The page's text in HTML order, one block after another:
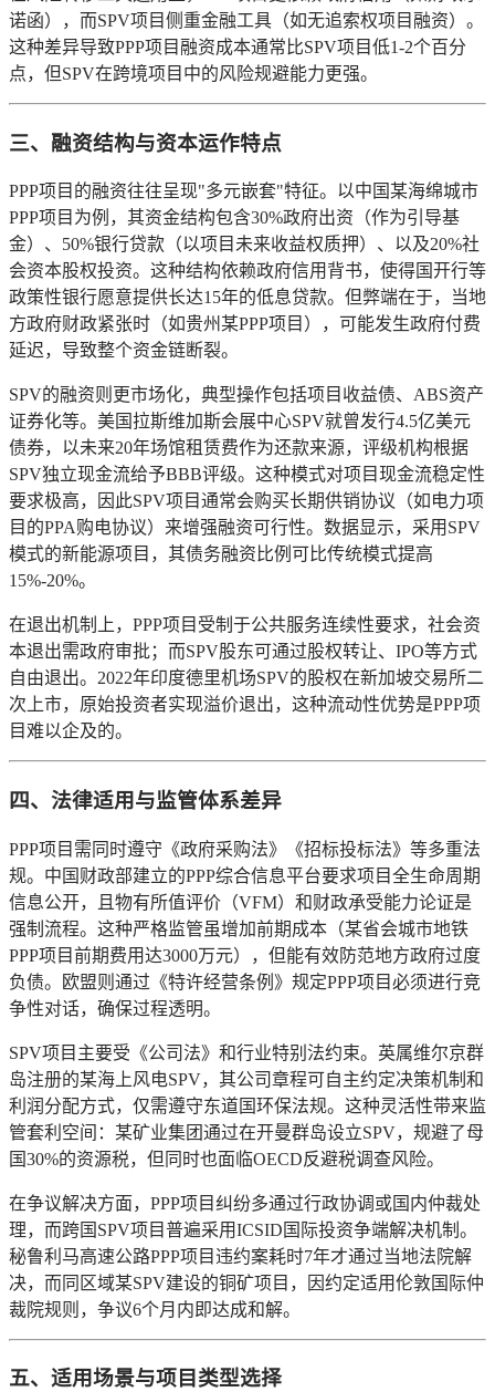
诺函），而SPV项目侧重金融工具（如无追索权项目融资）。
这种差异导致PPP项目融资成本通常比SPV项目低1-2个百分
点，但SPV在跨境项目中的风险规避能力更强。
三、融资结构与资本运作特点
PPP项目的融资往往呈现"多元嵌套"特征。以中国某海绵城市
PPP项目为例，其资金结构包含30%政府出资（作为引导基
金）、50%银行贷款（以项目未来收益权质押）、以及20%社
会资本股权投资。这种结构依赖政府信用背书，使得国开行等
政策性银行愿意提供长达15年的低息贷款。但弊端在于，当地
方政府财政紧张时（如贵州某PPP项目），可能发生政府付费
延迟，导致整个资金链断裂。
SPV的融资则更市场化，典型操作包括项目收益债、ABS资产
证券化等。美国拉斯维加斯会展中心SPV就曾发行4.5亿美元
债券，以未来20年场馆租赁费作为还款来源，评级机构根据
SPV独立现金流给予BBB评级。这种模式对项目现金流稳定性
要求极高，因此SPV项目通常会购买长期供销协议（如电力项
目的PPA购电协议）来增强融资可行性。数据显示，采用SPV
模式的新能源项目，其债务融资比例可比传统模式提高
15%-20%。
在退出机制上，PPP项目受制于公共服务连续性要求，社会资
本退出需政府审批；而SPV股东可通过股权转让、IPO等方式
自由退出。2022年印度德里机场SPV的股权在新加坡交易所二
次上市，原始投资者实现溢价退出，这种流动性优势是PPP项
目难以企及的。
四、法律适用与监管体系差异
PPP项目需同时遵守《政府采购法》《招标投标法》等多重法
规。中国财政部建立的PPP综合信息平台要求项目全生命周期
信息公开，且物有所值评价（VFM）和财政承受能力论证是
强制流程。这种严格监管虽增加前期成本（某省会城市地铁
PPP项目前期费用达3000万元），但能有效防范地方政府过度
负债。欧盟则通过《特许经营条例》规定PPP项目必须进行竞
争性对话，确保过程透明。
SPV项目主要受《公司法》和行业特别法约束。英属维尔京群
岛注册的某海上风电SPV，其公司章程可自主约定决策机制和
利润分配方式，仅需遵守东道国环保法规。这种灵活性带来监
管套利空间：某矿业集团通过在开曼群岛设立SPV，规避了母
国30%的资源税，但同时也面临OECD反避税调查风险。
在争议解决方面，PPP项目纠纷多通过行政协调或国内仲裁处
理，而跨国SPV项目普遍采用ICSID国际投资争端解决机制。
秘鲁利马高速公路PPP项目违约案耗时7年才通过当地法院解
决，而同区域某SPV建设的铜矿项目，因约定适用伦敦国际仲
裁院规则，争议6个月内即达成和解。
五、适用场景与项目类型选择